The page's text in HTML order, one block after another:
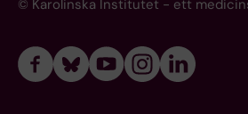
© Karolinska Institutet - ett